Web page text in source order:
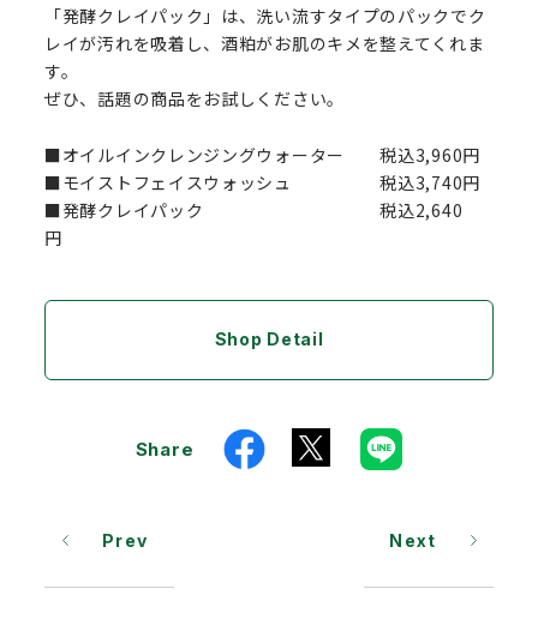
「発酵クレイパック」は、洗い流すタイプのパックでク
レイが汚れを吸着し、酒粕がお肌のキメを整えてくれま
す。
ぜひ、話題の商品をお試しください。
■オイルインクレンジングウォーター 税込3,960円
■モイストフェイスウォッシュ 税込3,740円
■発酵クレイパック 税込2,640
円
Shop Detail
Share
Prev Next